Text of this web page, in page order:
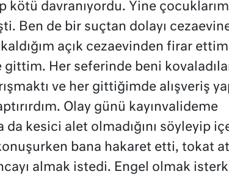
kötü davranıyordu. Yine
Ben de bir suçtan dolayı
açık cezaevinden firar
gittim. Her seferinde beni
ve her gittiğimde alışveriş
Olay günü kayınvalideme
kesici alet olmadığını söyleyip
bana hakaret etti, tokat
almak istedi. Engel olmak